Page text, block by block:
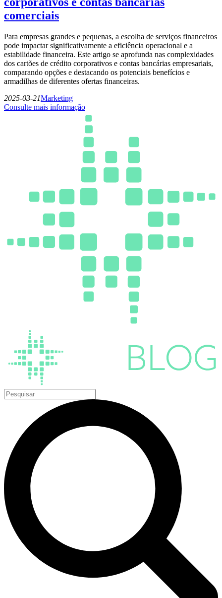
comerciais
Para empresas grandes e pequenas, a escolha de serviços financeiros
pode impactar significativamente a eficiência operacional e a
estabilidade financeira. Este artigo se aprofunda nas complexidades
dos cartões de crédito corporativos e contas bancárias empresariais,
comparando opções e destacando os potenciais benefícios e
armadilhas de diferentes ofertas financeiras.
2025-03-21Marketing
Consulte mais informação